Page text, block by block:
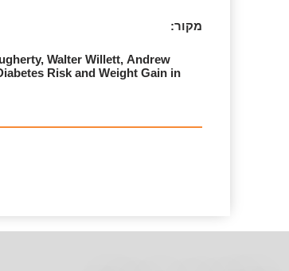
מקור:
Walter Willett, Andrew
Risk and Weight Gain in